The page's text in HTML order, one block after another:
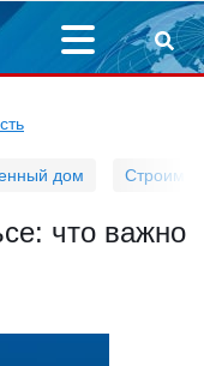
дом Строим
что важно